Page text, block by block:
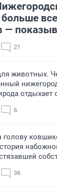
—
21
животных.
отдыхает
6
голову
36